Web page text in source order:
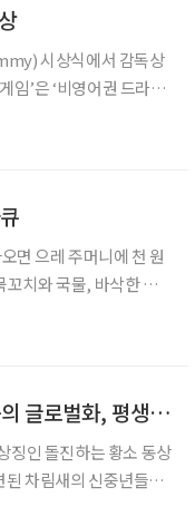
시상식에서 감독상
임’은 ‘비영어권 드라마
면 으레 주머니에 천 원
꼬치와 국물, 바삭한 호
[ 학교 가는 사람들] Part 6. 놀면서 배우는 평생교육의 글로벌화, 평생교육원 ‘퀘스트’
징인 돌진하는 황소 동상
차림새의 신중년들이